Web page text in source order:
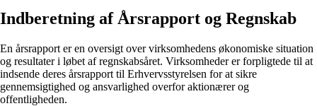
Indberetning af Årsrapport og Regnskab
En årsrapport er en oversigt over virksomhedens økonomiske situation
og resultater i løbet af regnskabsåret. Virksomheder er forpligtede til at
indsende deres årsrapport til Erhvervsstyrelsen for at sikre
gennemsigtighed og ansvarlighed overfor aktionærer og
offentligheden.